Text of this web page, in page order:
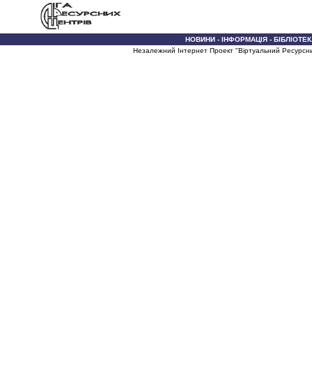
НОВИНИ - ІНФОРМАЦІЯ -
Незалежний Інтернет Проект "Віртуальний